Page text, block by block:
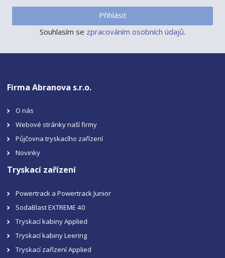
Přihlásit
Souhlasím se zpracováním osobních údajů.
Firma Abranova s.r.o.
O nás
Webové stránky naší firmy
Půjčovna tryskacího zařízení
Novinky
Tryskací zařízení
Powertrack a Powertrack Junior
SodaBlast EXTREME 40
Tryskací kabiny Applied
Tryskací kabiny Leering
Tryskací zařízení Applied